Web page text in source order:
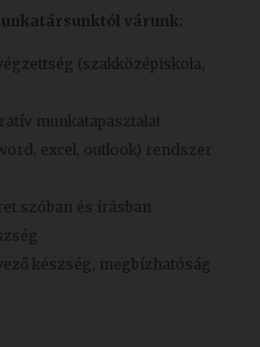
várunk:
(szakközépiskola,
munkatapasztalat
excel, outlook) rendszer
szóban és írásban
készség, megbízhatóság